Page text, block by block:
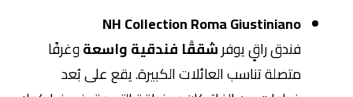
NH Collection Roma Giustiniano
فندق راقٍ يوفرشققًا فندقية واسعةوغرفًا
متصلة تناسب العائلات الكبيرة. يقع على بُعد